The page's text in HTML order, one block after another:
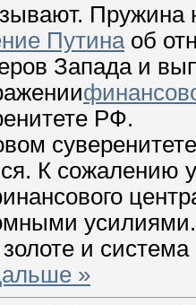
Путинаоб
Запада и
РФ.
К сожалению
и
»